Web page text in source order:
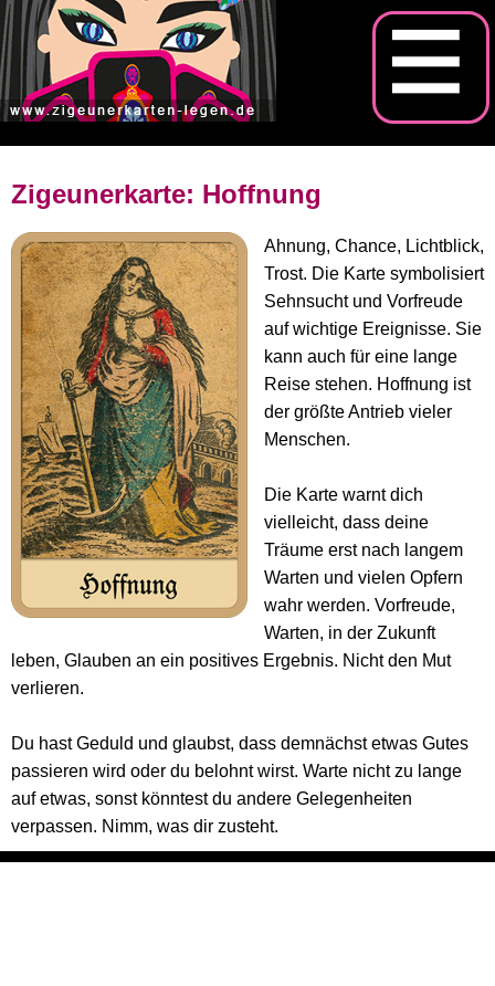
Zigeunerkarte: Hoffnung
Ahnung, Chance, Lichtblick,
Trost. Die Karte symbolisiert
Sehnsucht und Vorfreude
auf wichtige Ereignisse. Sie
kann auch für eine lange
Reise stehen. Hoffnung ist
der größte Antrieb vieler
Menschen.
Die Karte warnt dich
vielleicht, dass deine
Träume erst nach langem
Warten und vielen Opfern
wahr werden. Vorfreude,
Warten, in der Zukunft
leben, Glauben an ein positives Ergebnis. Nicht den Mut
verlieren.
Du hast Geduld und glaubst, dass demnächst etwas Gutes
passieren wird oder du belohnt wirst. Warte nicht zu lange
auf etwas, sonst könntest du andere Gelegenheiten
verpassen. Nimm, was dir zusteht.